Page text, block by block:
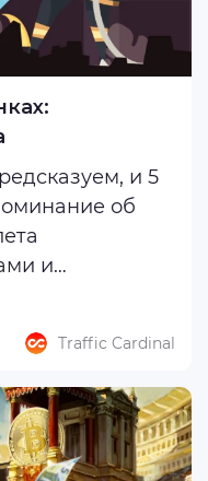
и 5
об
и
и
активность
периоду
...
Traffic Cardinal